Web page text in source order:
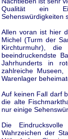
Qualität ein
Sehenswürdigkeiten
Allen voran ist hier
Michel (Turm der
Kirchturmuhr),
beeindruckendste
Jahrhunderts in
zahlreiche
Warenlager
Auf keinen Fall darf
die alte
nur einige
Die
Wahrzeichen der